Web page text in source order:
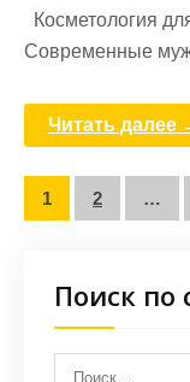
Косметология
Современные
Читать далее
1 2 …
Поиск по